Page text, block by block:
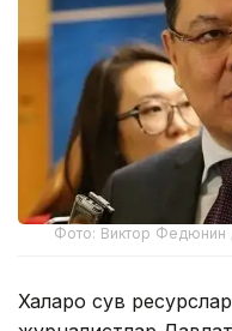
Фото: Виктор Федюнин
Халқаро сув